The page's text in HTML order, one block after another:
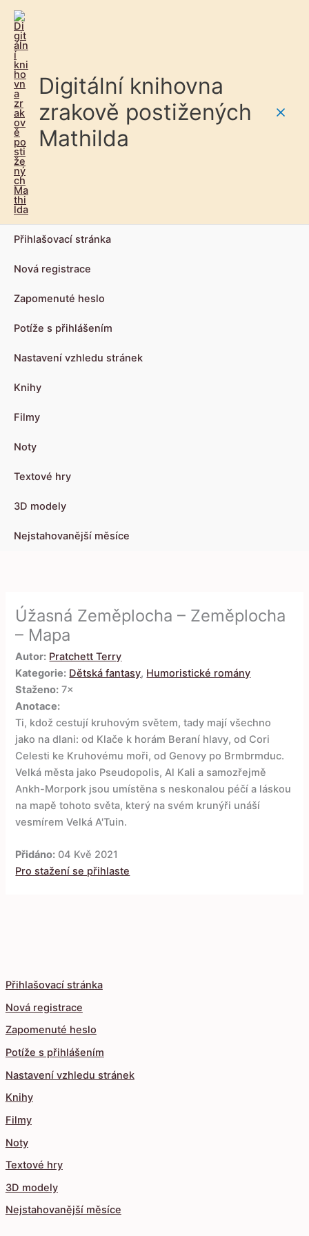
Digitální knihovna
zrakově postižených
Mathilda
Přihlašovací stránka
Nová registrace
Zapomenuté heslo
Potíže s přihlášením
Nastavení vzhledu stránek
Knihy
Filmy
Noty
Textové hry
3D modely
Nejstahovanější měsíce
Přihlašovací stránka
Nová registrace
Zapomenuté heslo
Potíže s přihlášením
Nastavení vzhledu stránek
Knihy
Filmy
Noty
Textové hry
3D modely
Nejstahovanější měsíce
Úžasná Zeměplocha – Zeměplocha
– Mapa
Autor: Pratchett Terry
Kategorie: Dětská fantasy, Humoristické romány
Staženo: 7×
Anotace:
Ti, kdož cestují kruhovým světem, tady mají všechno
jako na dlani: od Klače k horám Beraní hlavy, od Cori
Celesti ke Kruhovému moři, od Genovy po Brmbrmduc.
Velká města jako Pseudopolis, Al Kali a samozřejmě
Ankh-Morpork jsou umístěna s neskonalou péčí a láskou
na mapě tohoto světa, který na svém krunýři unáší
vesmírem Velká A'Tuin.
Přidáno: 04 Kvě 2021
Pro stažení se přihlaste